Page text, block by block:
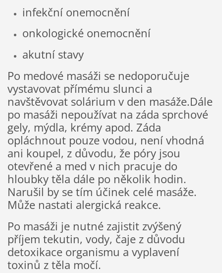
infekční onemocnění
onkologické onemocnění
akutní stavy
Po medové masáži se nedoporučuje
vystavovat přímému slunci a
navštěvovat solárium v den masáže.Dále
po masáži nepoužívat na záda sprchové
gely, mýdla, krémy apod. Záda
opláchnout pouze vodou, není vhodná
ani koupel, z důvodu, že póry jsou
otevřené a med v nich pracuje do
hloubky těla dále po několik hodin.
Narušil by se tím účinek celé masáže.
Může nastati alergická reakce.
Po masáži je nutné zajistit zvýšený
příjem tekutin, vody, čaje z důvodu
detoxikace organismu a vyplavení
toxinů z těla močí.